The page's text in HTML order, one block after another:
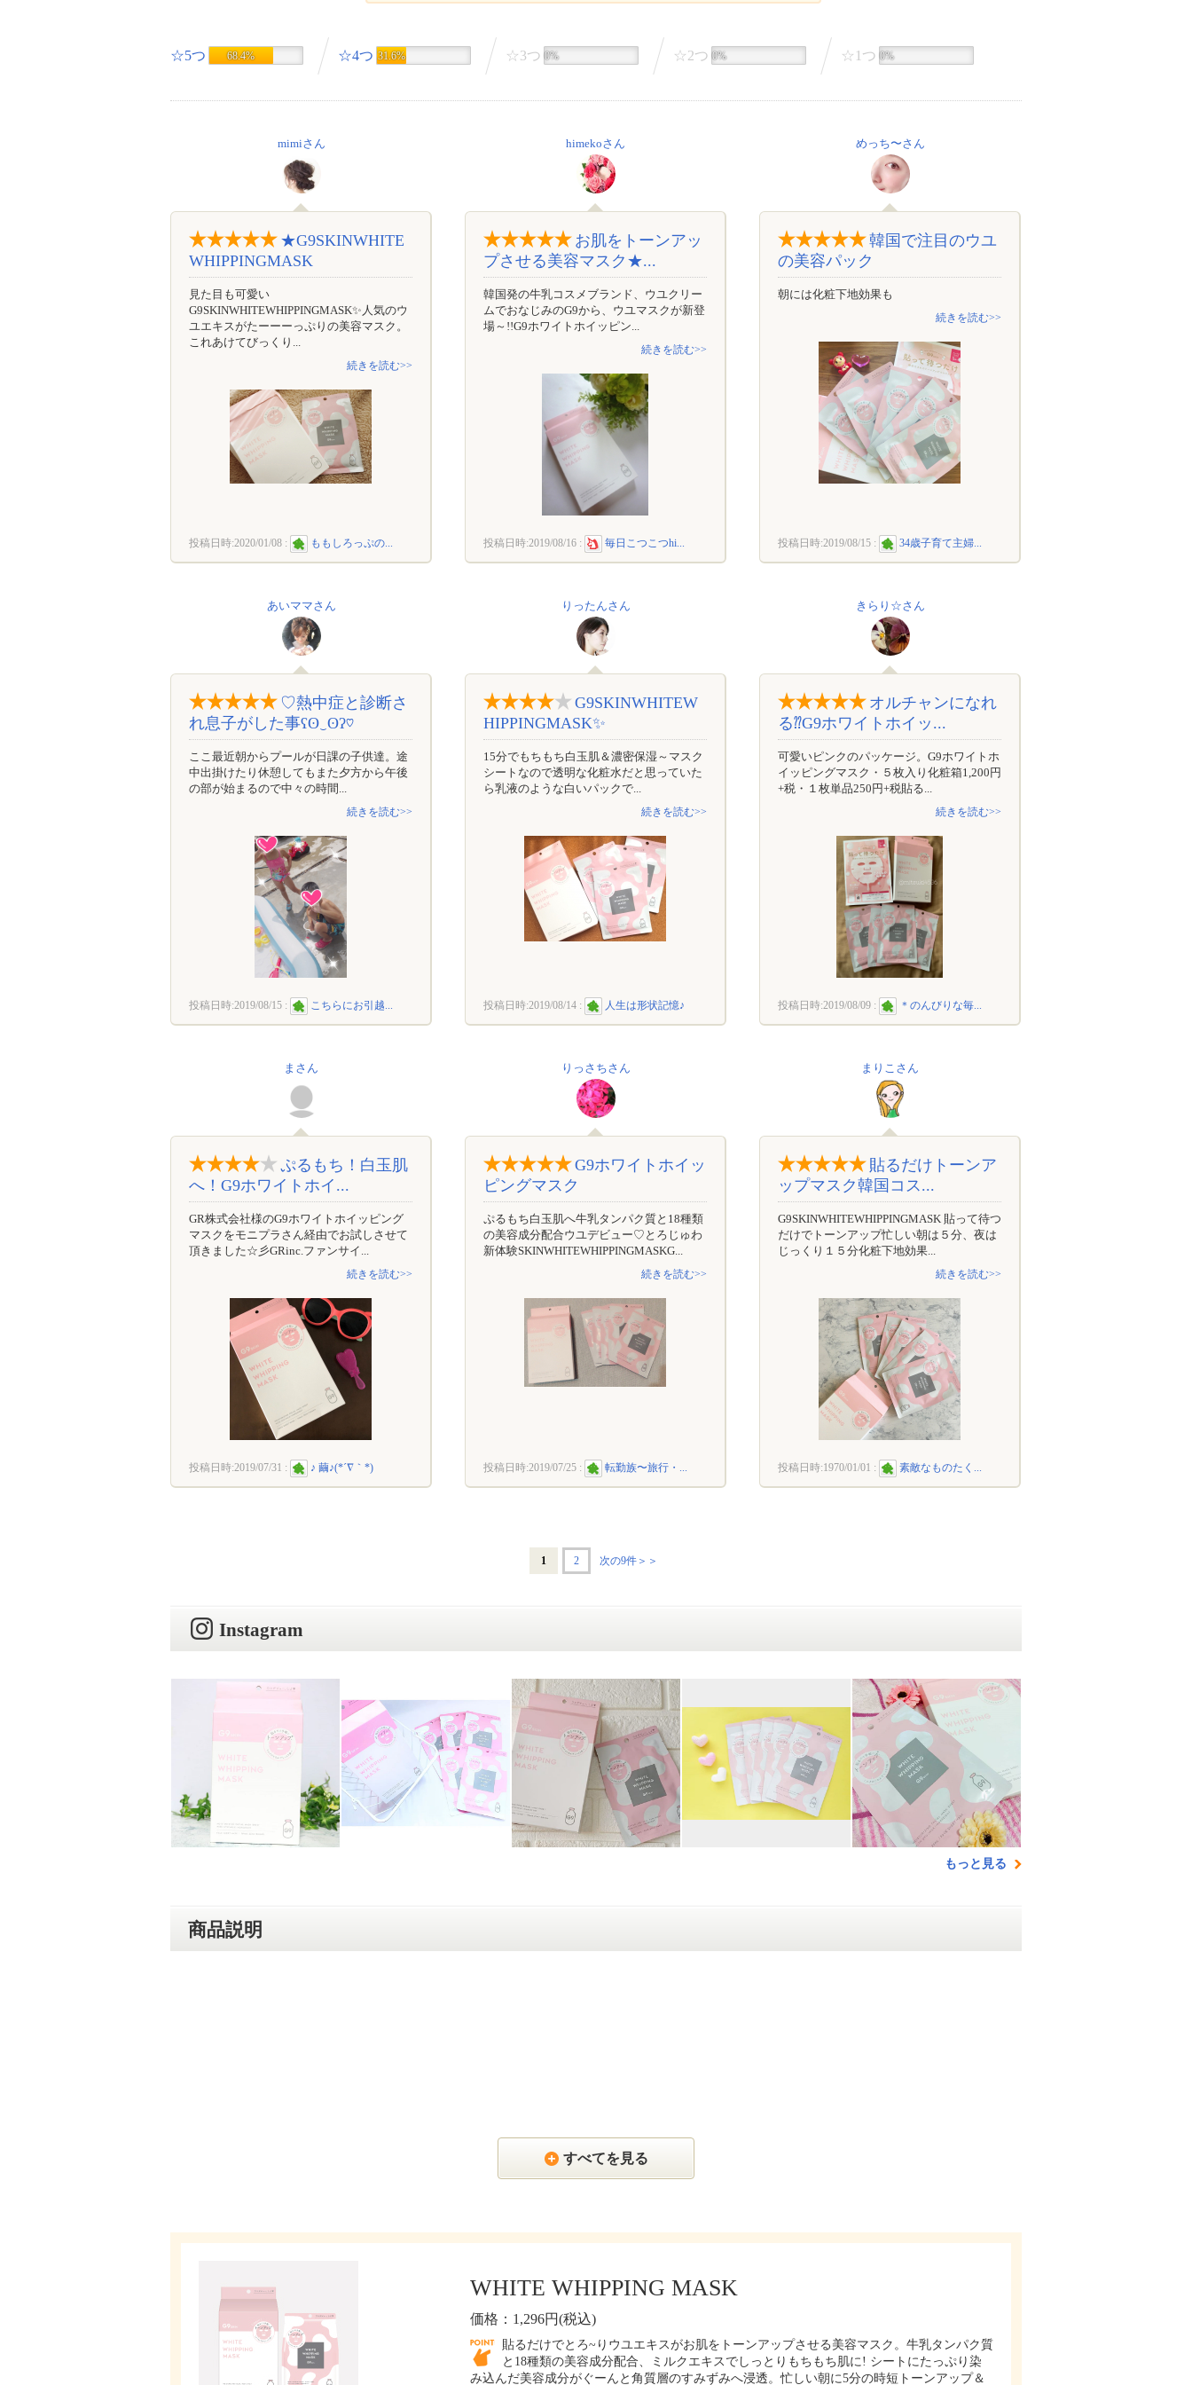
☆5つ 68.4% ☆4つ 31.6% ☆3つ 0% ☆2つ 0% ☆1つ 0%
mimiさん
★G9SKINWHITE
WHIPPINGMASK
見た目も可愛い
G9SKINWHITEWHIPPINGMASK✨人気のウ
ユエキスがたーーーっぷりの美容マスク。
これあけてびっくり...
続きを読む>>
投稿日時:2020/01/08 : ももしろっぷの...
himekoさん
お肌をトーンアッ
プさせる美容マスク★...
韓国発の牛乳コスメブランド、ウユクリー
ムでおなじみのG9から、ウユマスクが新登
場～!!G9ホワイトホイッピン...
続きを読む>>
投稿日時:2019/08/16 : 毎日こつこつhi...
めっち〜さん
韓国で注目のウユ
の美容パック
朝には化粧下地効果も
続きを読む>>
投稿日時:2019/08/15 : 34歳子育て主婦...
あいママさん
♡熱中症と診断さ
れ息子がした事ʕʘ‿ʘʔ♡
ここ最近朝からプールが日課の子供達。途
中出掛けたり休憩してもまた夕方から午後
の部が始まるので中々の時間...
続きを読む>>
投稿日時:2019/08/15 : こちらにお引越...
りったんさん
G9SKINWHITEW
HIPPINGMASK✨
15分でもちもち白玉肌＆濃密保湿～マスク
シートなので透明な化粧水だと思っていた
ら乳液のような白いパックで...
続きを読む>>
投稿日時:2019/08/14 : 人生は形状記憶♪
きらり☆さん
オルチャンになれ
る⁇G9ホワイトホイッ...
可愛いピンクのパッケージ。G9ホワイトホ
イッピングマスク・５枚入り化粧箱1,200円
+税・１枚単品250円+税貼る...
続きを読む>>
投稿日時:2019/08/09 : ＊のんびりな毎...
まさん
ぷるもち！白玉肌
へ！G9ホワイトホイ...
GR株式会社様のG9ホワイトホイッピング
マスクをモニプラさん経由でお試しさせて
頂きました☆彡GRinc.ファンサイ...
続きを読む>>
投稿日時:2019/07/31 : ♪ 繭♪(*´∇｀*)
りっさちさん
G9ホワイトホイッ
ピングマスク
ぷるもち白玉肌へ牛乳タンパク質と18種類
の美容成分配合ウユデビュー♡とろじゅわ
新体験SKINWHITEWHIPPINGMASKG...
続きを読む>>
投稿日時:2019/07/25 : 転勤族〜旅行・...
まりこさん
貼るだけトーンア
ップマスク韓国コス...
G9SKINWHITEWHIPPINGMASK 貼って待つ
だけでトーンアップ忙しい朝は５分、夜は
じっくり１５分化粧下地効果...
続きを読む>>
投稿日時:1970/01/01 : 素敵なものたく...
1 2 次の9件＞＞
Instagram
もっと見る
商品説明
すべてを見る
WHITE WHIPPING MASK
価格：1,296円(税込)
貼るだけでとろ~りウユエキスがお肌をトーンアップさせる美容マスク。牛乳タンパク質
と18種類の美容成分配合、ミルクエキスでしっとりもちもち肌に! シートにたっぷり染
み込んだ美容成分がぐーんと角質層のすみずみへ浸透。忙しい朝に5分の時短トーンアップ＆